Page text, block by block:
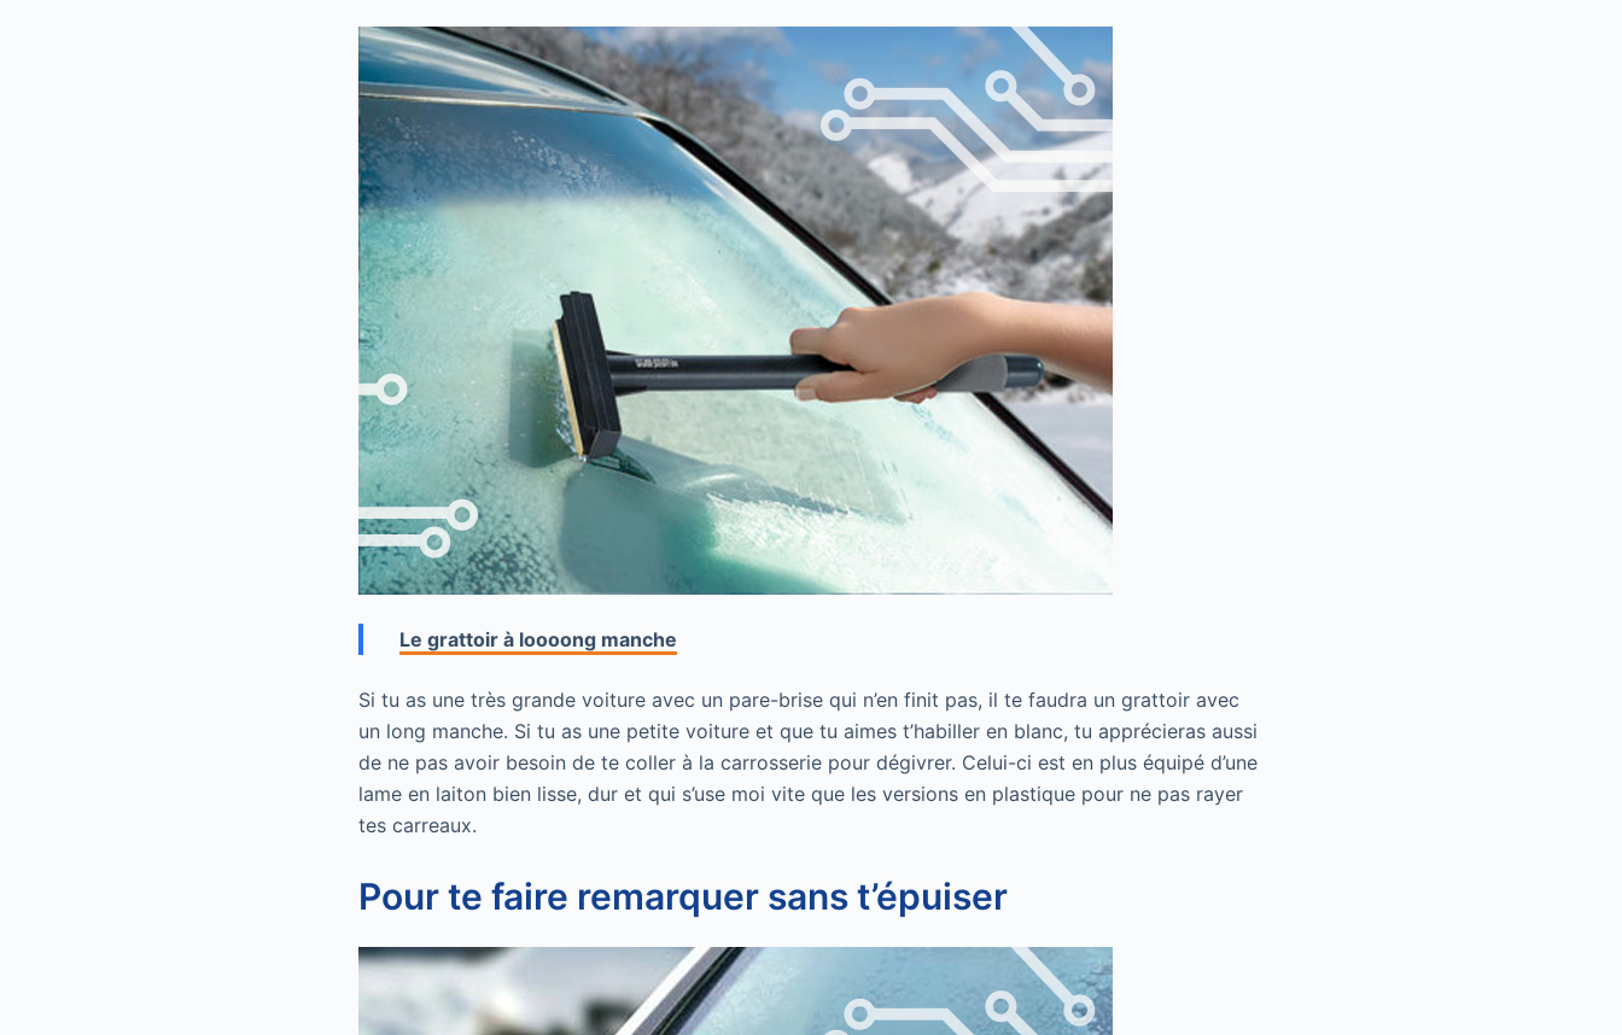
Le grattoir à loooong manche
Si tu as une très grande voiture avec un pare-brise qui n’en finit pas, il te faudra un grattoir avec
un long manche. Si tu as une petite voiture et que tu aimes t’habiller en blanc, tu apprécieras aussi
de ne pas avoir besoin de te coller à la carrosserie pour dégivrer. Celui-ci est en plus équipé d’une
lame en laiton bien lisse, dur et qui s’use moi vite que les versions en plastique pour ne pas rayer
tes carreaux.
Pour te faire remarquer sans t’épuiser